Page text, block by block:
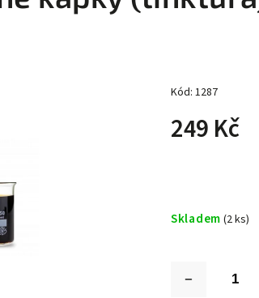
Kód: 1287
249 Kč
Skladem (2 ks)